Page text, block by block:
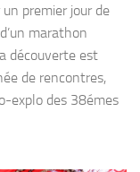
premier jour de
marathon
découverte est
de rencontres,
explo des 38émes